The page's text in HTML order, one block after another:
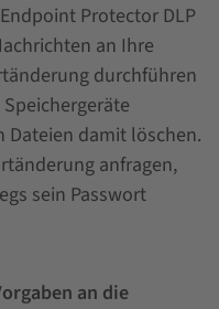
Protector DLP
an Ihre
durchführen
Dateien damit löschen.
anfragen,
sein Passwort
an die